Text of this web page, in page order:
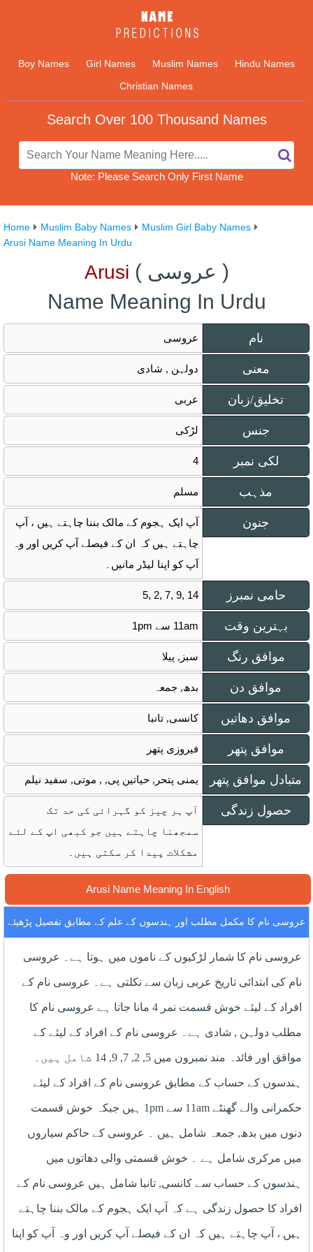
Boy Names Girl Names Muslim Names
Hindu Names
Christian Names
Search Over 100 Thousand Names
Note: Please Search Only First Name
Home Muslim Baby Names
Muslim Girl Baby Names
Arusi Name Meaning In Urdu
Arusi ( عروسی )
Name Meaning In Urdu
عروسی نام
دولہن , شادی معنی
عربی تخلیق/زبان
لڑکی جنس
4 لکی نمبر
مسلم مذہب
آپ ایک ہجوم کے مالک بننا چاہتے ہیں ، آپ
چاہتے ہیں کہ ان کے فیصلے آپ کریں اور وہ
آپ کو اپنا لیڈر مانیں۔
جنون
5, 2, 7, 9, 14 حامی نمبرز
11am سے 1pm بہترین وقت
سبز, پیلا موافق رنگ
بدھ, جمعہ موافق دن
کانسی, تانبا موافق دھاتیں
فیروزی پتھر موافق پتھر
یمنی پتحر, حیاتین پی, , موتی, سفید نیلم متبادل موافق پتھر
آپ ہر چیز کو گہرائی کی حد تک
سمجھنا چاہتے ہیں جو کبھی اپ کے لئے
مشکلات پیدا کر سکتی ہیں۔
حصول زندگی
Arusi Name Meaning In English
عروسی نام کا مکمل مطلب اور ہندسوں کے علم کے مطابق تفصیل پڑھیئے
عروسی نام کا شمار لڑکیوں کے ناموں میں ہوتا ہے۔ عروسی
نام کی ابتدائی تاریخ عربی زبان سے نکلتی ہے۔ عروسی نام کے
افراد کے لیئے خوش قسمت نمر 4 مانا جاتا ہے عروسی نام کا
مطلب دولہن , شادی ہے۔ عروسی نام کے افراد کے لیئے کے
مواقق اور فائدہ مند نمبروں میں 5, 2, 7, 9, 14 شامل ہیں۔
ہندسوں کے حساب کے مطابق عروسی نام کے افراد کے لیئے
حکمرانی والے گھنٹے 11am سے 1pm ہیں جبکہ خوش قسمت
دنوں میں بدھ, جمعہ شامل ہیں ۔ عروسی کے حاکم سیاروں
میں مرکری شامل ہے ۔ خوش قسمتی والی دھاتوں میں
ہندسوں کے حساب سے کانسی, تانبا شامل ہیں عروسی نام کے
افراد کا حصول زندگی ہے کہ آپ ایک ہجوم کے مالک بننا چاہتے
ہیں ، آپ چاہتے ہیں کہ ان کے فیصلے آپ کریں اور وہ آپ کو اپنا